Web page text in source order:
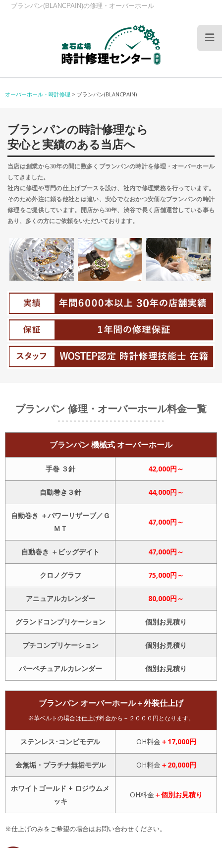
ブランパン(BLANCPAIN)の修理・オーバーホール
オーバーホール・時計修理 > ブランパン(BLANCPAIN)
ブランパンの時計修理なら
安心と実績のある当店へ
当店は創業から30年の間に数多くブランパンの時計を修理・オーバーホール
してきました。
社内に修理や専門の仕上げブースを設け、社内で修理業務を行っています。
そのため外注に頼る他社とは違い、安心でなおかつ安価なブランパンの時計
修理をご提供しています。開店から30年、渋谷で長く店舗運営している事も
あり、多くの方にご依頼をいただいております。
ブランパン 修理・オーバーホール料金一覧
ブランパン 機械式 オーバーホール
手巻 ３針 42,000円～
自動巻き３針 44,000円～
自動巻き ＋パワーリザーブ／Ｇ
ＭＴ
47,000円～
自動巻き ＋ビッグデイト 47,000円～
クロノグラフ 75,000円～
アニュアルカレンダー 80,000円～
グランドコンプリケーション 個別お見積り
プチコンプリケーション 個別お見積り
パーペチュアルカレンダー 個別お見積り
ブランパン オーバーホール＋外装仕上げ
※革ベルトの場合は仕上げ料金から－２０００円となります。
ステンレス･コンビモデル OH料金 ＋17,000円
金無垢・プラチナ無垢モデル OH料金 ＋20,000円
ホワイトゴールド + ロジウムメ
ッキ
OH料金 ＋個別お見積り
※仕上げのみをご希望の場合はお問い合わせください。